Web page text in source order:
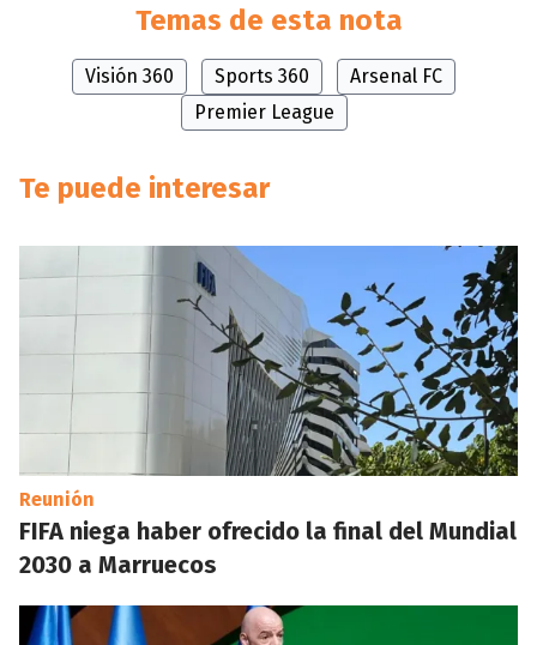
Temas de esta nota
Visión 360 Sports 360
Arsenal FC
Premier League
Te puede interesar
Reunión
FIFA niega haber ofrecido la final del Mundial
2030 a Marruecos